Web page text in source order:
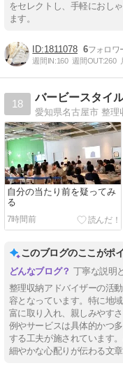
をセレクトし、手軽におし
ます。
1811078 6
週間IN:160 週間OUT:260
18
バービースタイ
自分の当たり前を疑ってみ
る
7時間前
このブログのここがポ
丁寧な説明
整理収納アドバイザーの活
容となっています。特に地
富に取り入れ、親しみやす
例やサービスは具体的かつ
する工夫が施されています
細やかな心配りが伝わる文章